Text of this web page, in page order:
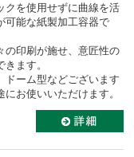
クを使用せずに曲線を活
可能な紙製加工容器で
の印刷が施せ、意匠性の
ます。
ドーム型などございます
お使いいただけます。